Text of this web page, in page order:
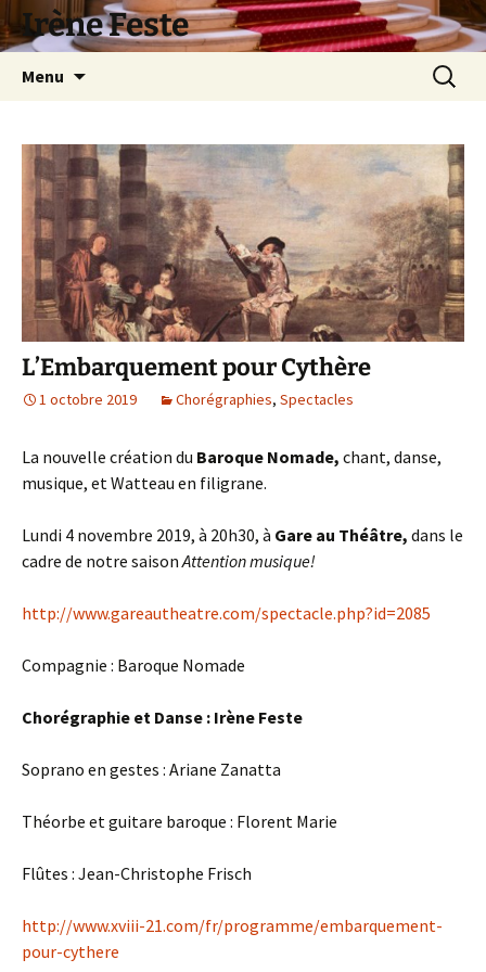
Aller
au Irène Feste
Menu
L’Embarquement pour Cythère
1 octobre 2019 Chorégraphies, Spectacles
La nouvelle création du Baroque Nomade, chant, danse,
musique, et Watteau en filigrane.
Lundi 4 novembre 2019, à 20h30, à Gare au Théâtre, dans le
cadre de notre saisonAttention musique!
http://www.gareautheatre.com/spectacle.php?id=2085
Compagnie : Baroque Nomade
Chorégraphie et Danse : Irène Feste
Soprano en gestes : Ariane Zanatta
Théorbe et guitare baroque : Florent Marie
Flûtes : Jean-Christophe Frisch
http://www.xviii-21.com/fr/programme/embarquement-
pour-cythere